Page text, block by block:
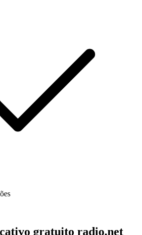
gratuito radio.net